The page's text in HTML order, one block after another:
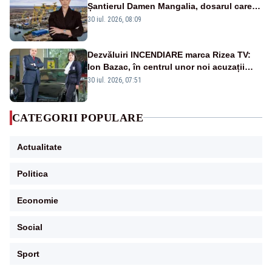
Șantierul Damen Mangalia, dosarul care
scufundă apărarea României
30 iul. 2026, 08:09
Dezvăluiri INCENDIARE marca Rizea TV:
Ion Bazac, în centrul unor noi acuzații
publice
30 iul. 2026, 07:51
CATEGORII POPULARE
Actualitate
Politica
Economie
Social
Sport